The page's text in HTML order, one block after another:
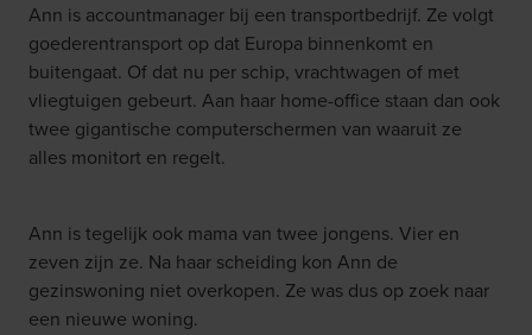
Ann is accountmanager bij een transportbedrijf. Ze volgt
goederentransport op dat Europa binnenkomt en
buitengaat. Of dat nu per schip, vrachtwagen of met
vliegtuigen gebeurt. Aan haar home-office staan dan ook
twee gigantische computerschermen van waaruit ze
alles monitort en regelt.
Ann is tegelijk ook mama van twee jongens. Vier en
zeven zijn ze. Na haar scheiding kon Ann de
gezinswoning niet overkopen. Ze was dus op zoek naar
een nieuwe woning.